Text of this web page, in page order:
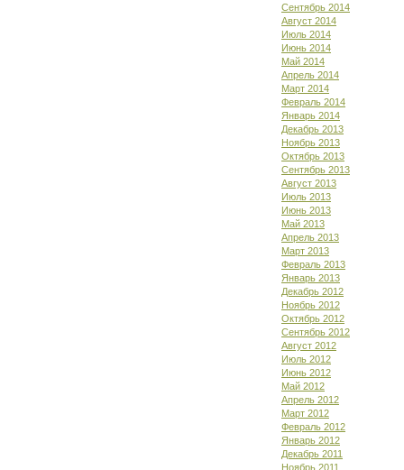
Сентябрь 2014
Август 2014
Июль 2014
Июнь 2014
Май 2014
Апрель 2014
Март 2014
Февраль 2014
Январь 2014
Декабрь 2013
Ноябрь 2013
Октябрь 2013
Сентябрь 2013
Август 2013
Июль 2013
Июнь 2013
Май 2013
Апрель 2013
Март 2013
Февраль 2013
Январь 2013
Декабрь 2012
Ноябрь 2012
Октябрь 2012
Сентябрь 2012
Август 2012
Июль 2012
Июнь 2012
Май 2012
Апрель 2012
Март 2012
Февраль 2012
Январь 2012
Декабрь 2011
Ноябрь 2011